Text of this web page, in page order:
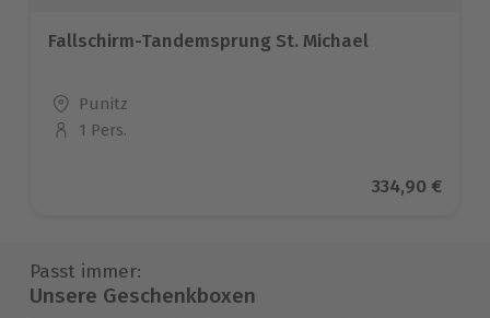
Fallschirm-Tandemsprung St. Michael
Standort
Punitz
Anzahl der Teilnehmer
1 Pers.
Aktueller
334,90 €
Passt immer:
Unsere Geschenkboxen